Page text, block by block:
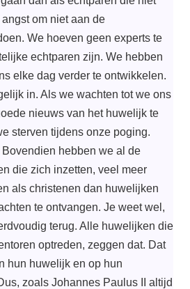
om niet aan de
We hoeven geen experts te
echtparen zijn. We hebben
elke dag verder te ontwikkelen.
in. Als we wachten tot we ons
nieuws van het huwelijk te
sterven tijdens onze poging.
hebben we al de
die zich inzetten, veel meer
als christenen dan huwelijken
te ontvangen. Je weet wel,
terug. Alle huwelijken die
optreden, zeggen dat. Dat
hun huwelijk en op hun
zoals Johannes Paulus II altijd